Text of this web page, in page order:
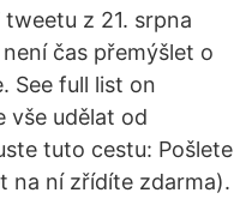
z 21. srpna
čas přemýšlet o
See full list on
vše udělat od
tuto cestu: Pošlete
na ní zřídíte zdarma).